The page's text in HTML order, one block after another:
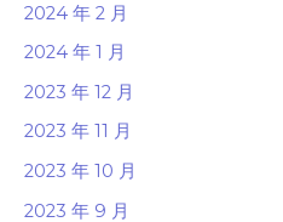
2024 年 2 月
2024 年 1 月
2023 年 12 月
2023 年 11 月
2023 年 10 月
2023 年 9 月